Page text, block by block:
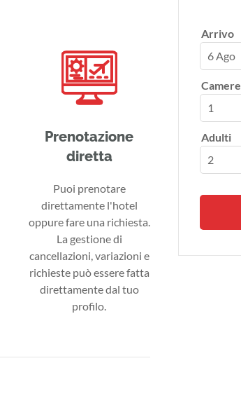
Arrivo
6 Ago
Camere
Adulti
Prenotazione
diretta
Puoi prenotare
direttamente l'hotel
oppure fare una richiesta.
La gestione di
cancellazioni, variazioni e
richieste può essere fatta
direttamente dal tuo
profilo.